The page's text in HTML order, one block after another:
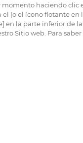
haciendo clic
el [o el ícono flotante
en la parte inferior de
Sitio web. Para